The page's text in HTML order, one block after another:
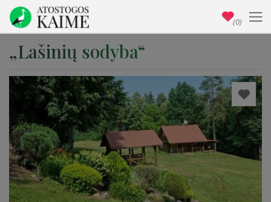
„Lašinių sodyba“
(0)